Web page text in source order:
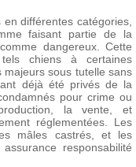
différentes catégories,
faisant partie de la
dangereux. Cette
chiens à certaines
sous tutelle sans
déjà été privés de la
pour crime ou
la vente, et
réglementées. Les
mâles castrés, et les
responsabilité